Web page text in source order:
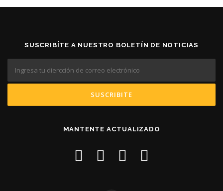
SUSCRIBÍTE A NUESTRO BOLETÍN DE NOTICIAS
MANTENTE ACTUALIZADO